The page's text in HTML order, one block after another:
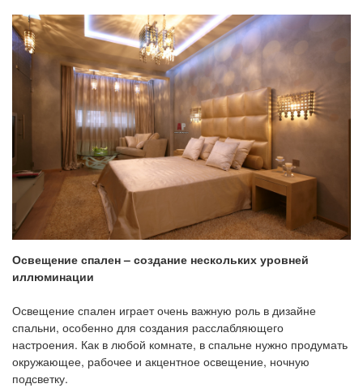
Освещение спален – создание нескольких уровней
иллюминации
Освещение спален играет очень важную роль в дизайне
спальни, особенно для создания расслабляющего
настроения. Как в любой комнате, в спальне нужно продумать
окружающее, рабочее и акцентное освещение, ночную
подсветку.